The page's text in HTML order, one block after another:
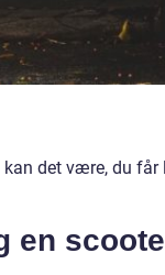
det være, du
en